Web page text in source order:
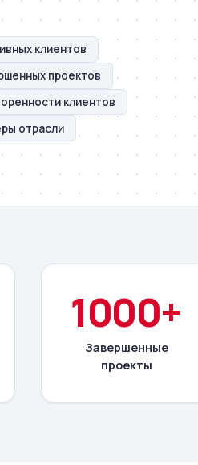
клиентов
проектов
клиентов
отрасли
1000+
Завершенные
проекты